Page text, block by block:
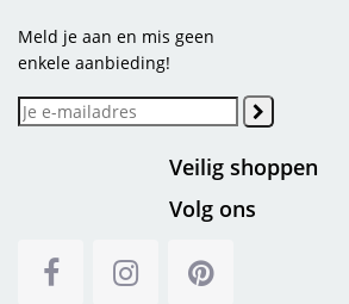
Meld je aan en mis geen
enkele aanbieding!
Veilig shoppen
Volg ons